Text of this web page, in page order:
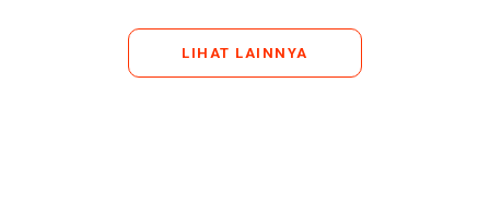
LIHAT LAINNYA